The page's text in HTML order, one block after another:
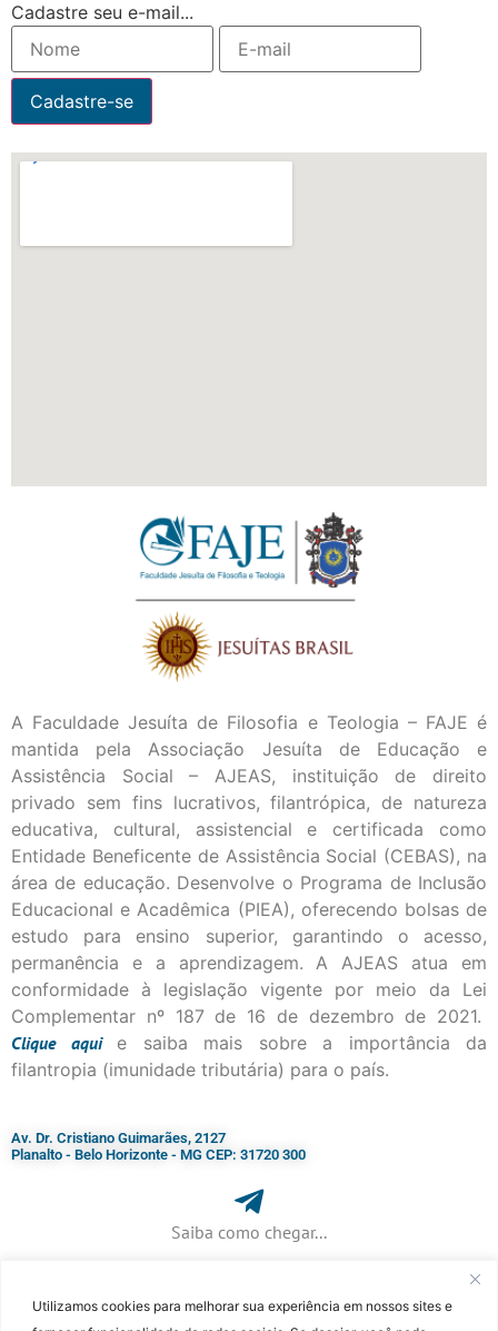
Utilizamos cookies para melhorar sua experiência em nossos sites e
Cadastre seu e-mail...
A Faculdade Jesuíta de Filosofia e Teologia – FAJE é
mantida pela Associação Jesuíta de Educação e
Assistência Social – AJEAS, instituição de direito
privado sem fins lucrativos, filantrópica, de natureza
educativa, cultural, assistencial e certificada como
Entidade Beneficente de Assistência Social (CEBAS), na
área de educação. Desenvolve o Programa de Inclusão
Educacional e Acadêmica (PIEA), oferecendo bolsas de
estudo para ensino superior, garantindo o acesso,
permanência e a aprendizagem. A AJEAS atua em
conformidade à legislação vigente por meio da Lei
Complementar nº 187 de 16 de dezembro de 2021.
Cliqueaqui
e saiba mais sobre a importância da
filantropia (imunidade tributária) para o país.
Av. Dr. Cristiano Guimarães, 2127
Planalto - Belo Horizonte - MG CEP: 31720 300
Saiba como chegar...